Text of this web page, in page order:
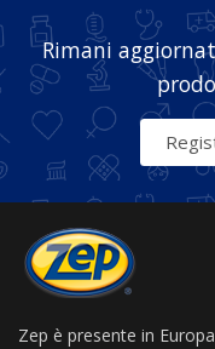
Rimani
Zep è presente in